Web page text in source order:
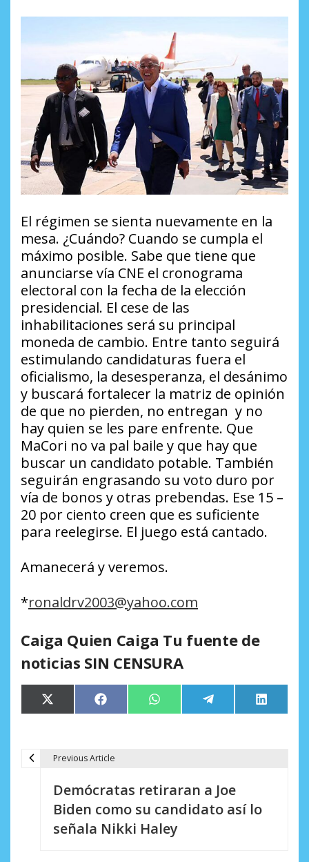
El régimen se sienta nuevamente en la
mesa. ¿Cuándo? Cuando se cumpla el
máximo posible. Sabe que tiene que
anunciarse vía CNE el cronograma
electoral con la fecha de la elección
presidencial. El cese de las
inhabilitaciones será su principal
moneda de cambio. Entre tanto seguirá
estimulando candidaturas fuera el
oficialismo, la desesperanza, el desánimo
y buscará fortalecer la matriz de opinión
de que no pierden, no entregan y no
hay quien se les pare enfrente. Que
MaCori no va pal baile y que hay que
buscar un candidato potable. También
seguirán engrasando su voto duro por
vía de bonos y otras prebendas. Ese 15 –
20 por ciento creen que es suficiente
para reelegirse. El juego está cantado.
Amanecerá y veremos.
*ronaldrv2003@yahoo.com
Caiga Quien Caiga Tu fuente de
noticias SIN CENSURA
Compartir
en
X
(Twitter)
Compartir
en
Facebook Compartir
en
WhatsApp Compartir
en
Telegram
en
LinkedIn
Previous Article
Demócratas retiraran a Joe
Biden como su candidato así lo
señala Nikki Haley